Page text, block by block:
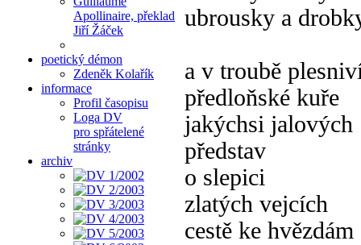
Apollinaire, překlad
Jiří Žáček
poetický démon
Zdeněk Kolařík
informace
Profil časopisu
Loga DV
pro spřátelené
stránky
archiv
ubrousky a
a v troubě
předloňské kuře
jakýchsi jalových
představ
o slepici
zlatých vejcích
cestě ke hvězdám